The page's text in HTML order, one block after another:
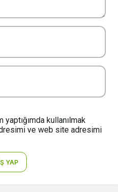
kullanılmak
ve web site adresimi
YAP